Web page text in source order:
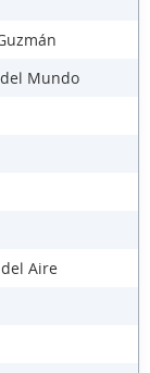
Mundo
Aire